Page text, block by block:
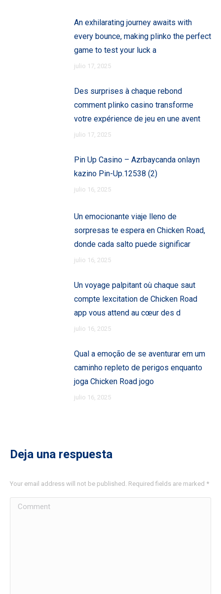
An exhilarating journey awaits with
every bounce, making plinko the perfect
game to test your luck a
julio 17, 2025
Des surprises à chaque rebond
comment plinko casino transforme
votre expérience de jeu en une avent
julio 17, 2025
Pin Up Casino – Azrbaycanda onlayn
kazino Pin-Up.12538 (2)
julio 16, 2025
Un emocionante viaje lleno de
sorpresas te espera en Chicken Road,
donde cada salto puede significar
julio 16, 2025
Un voyage palpitant où chaque saut
compte lexcitation de Chicken Road
app vous attend au cœur des d
julio 16, 2025
Qual a emoção de se aventurar em um
caminho repleto de perigos enquanto
joga Chicken Road jogo
julio 16, 2025
Deja una respuesta
Your email address will not be published. Required fields are marked *
Comment